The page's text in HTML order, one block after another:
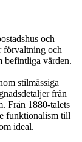
och
förvaltning och
befintliga värden.
stilmässiga
från
Från 1880-talets
funktionalism till
ideal.